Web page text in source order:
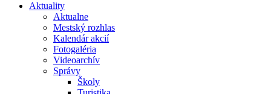
Aktuality
Aktualne
Mestský rozhlas
Kalendár akcií
Fotogaléria
Videoarchív
Správy
Školy